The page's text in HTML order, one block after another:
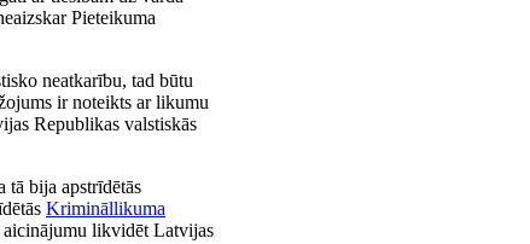
Pieteikuma
neatkarību, tad būtu
ir noteikts ar likumu
Republikas valstiskās
tā bija apstrīdētās
Krimināllikuma
aicinājumu likvidēt Latvijas